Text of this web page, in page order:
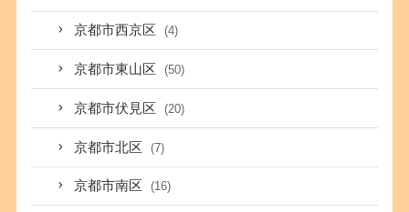
京都市西京区 (4)
京都市東山区 (50)
京都市伏見区 (20)
京都市北区 (7)
京都市南区 (16)